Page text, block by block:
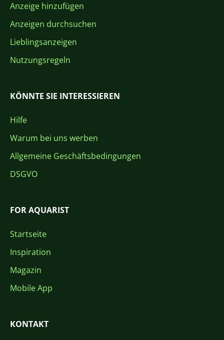
Anzeige hinzufügen
Anzeigen durchsuchen
Lieblingsanzeigen
Nutzungsregeln
KÖNNTE SIE INTERESSIEREN
Hilfe
Warum bei uns werben
Allgemeine Geschäftsbedingungen
DSGVO
FOR AQUARIST
Startseite
Inspiration
Magazin
Mobile App
KONTAKT